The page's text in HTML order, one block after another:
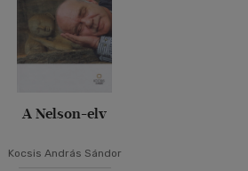
A Nelson-elv
Kocsis András Sándor